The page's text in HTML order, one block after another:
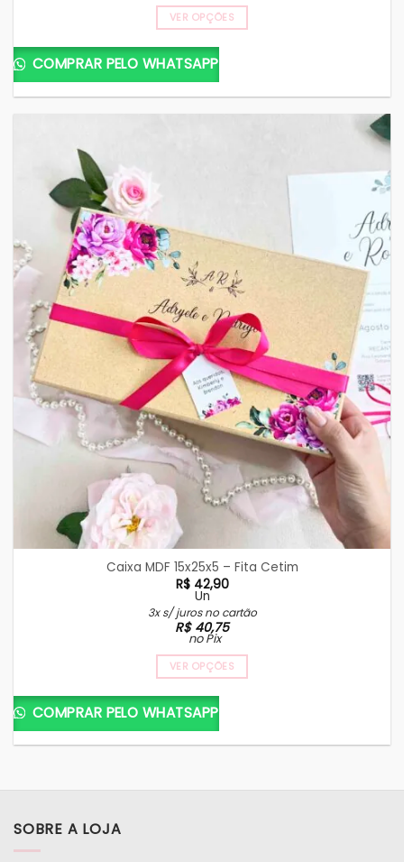
VER OPÇÕES
COMPRAR PELO WHATSAPP
Caixa MDF 15x25x5 – Fita Cetim
R$42,90
Un
3x s/ juros no cartão
R$40,75
no Pix
VER OPÇÕES
COMPRAR PELO WHATSAPP
SOBRE A LOJA